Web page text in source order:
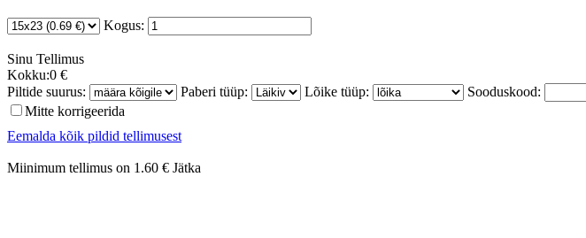
Kogus:
Sinu Tellimus
Kokku:0 €
Piltide suurus:
Paberi tüüp: Lõike tüüp: Sooduskood:
Mitte korrigeerida
Eemalda kõik pildid tellimusest
Miinimum tellimus on 1.60 € Jätka